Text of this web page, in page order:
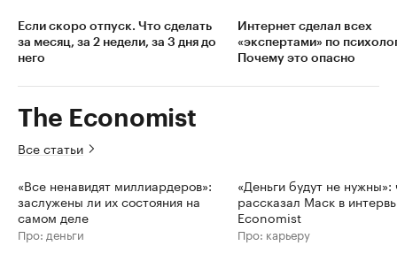
Если скоро отпуск. Что сделать
за месяц, за 2 недели, за 3 дня до
него
Интернет сделал всех
«экспертами» по
Почему это опасно
The Economist
Все статьи
«Все ненавидят миллиардеров»:
заслужены ли их состояния на
самом деле
Про: деньги
«Деньги будут не нужны»:
рассказал Маск в
Economist
Про: карьеру